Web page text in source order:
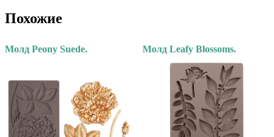
Похожие
Молд Peony Suede. Молд Leafy Blossoms.